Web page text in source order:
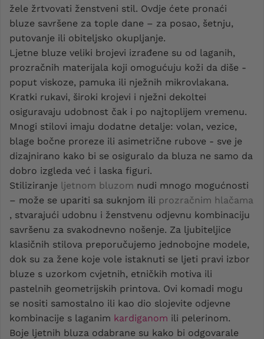
žele žrtvovati ženstveni stil. Ovdje ćete pronaći
bluze savršene za tople dane – za posao, šetnju,
putovanje ili obiteljsko okupljanje.
Ljetne bluze veliki brojevi izrađene su od laganih,
prozračnih materijala koji omogućuju koži da diše -
poput viskoze, pamuka ili nježnih mikrovlakana.
Kratki rukavi, široki krojevi i nježni dekoltei
osiguravaju udobnost čak i po najtoplijem vremenu.
Mnogi stilovi imaju dodatne detalje: volan, vezice,
blage bočne proreze ili asimetrične rubove - sve je
dizajnirano kako bi se osiguralo da bluza ne samo da
dobro izgleda već i laska figuri.
Stiliziranje ljetnom bluzom nudi mnogo mogućnosti
– može se upariti sa suknjom ili prozračnim hlačama
, stvarajući udobnu i ženstvenu odjevnu kombinaciju
savršenu za svakodnevno nošenje. Za ljubiteljice
klasičnih stilova preporučujemo jednobojne modele,
dok su za žene koje vole istaknuti se ljeti pravi izbor
bluze s uzorkom cvjetnih, etničkih motiva ili
pastelnih geometrijskih printova. Ovi komadi mogu
se nositi samostalno ili kao dio slojevite odjevne
kombinacije s laganim kardiganom ili pelerinom.
Boje ljetnih bluza odabrane su kako bi odgovarale